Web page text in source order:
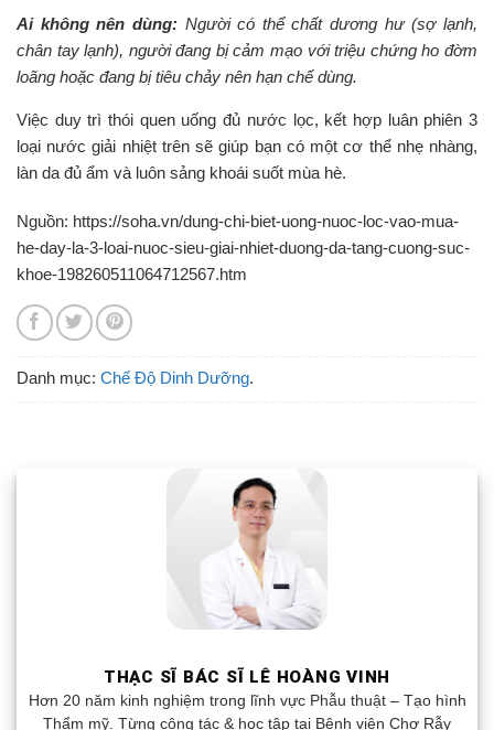
Ai không nên dùng: Người có thể chất dương hư (sợ lạnh,
chân tay lạnh), người đang bị cảm mạo với triệu chứng ho đờm
loãng hoặc đang bị tiêu chảy nên hạn chế dùng.
Việc duy trì thói quen uống đủ nước lọc, kết hợp luân phiên 3
loại nước giải nhiệt trên sẽ giúp bạn có một cơ thể nhẹ nhàng,
làn da đủ ẩm và luôn sảng khoái suốt mùa hè.
Nguồn: https://soha.vn/dung-chi-biet-uong-nuoc-loc-vao-mua-
he-day-la-3-loai-nuoc-sieu-giai-nhiet-duong-da-tang-cuong-suc-
khoe-198260511064712567.htm
Danh mục: Chế Độ Dinh Dưỡng.
THẠC SĨ BÁC SĨ LÊ HOÀNG VINH
Hơn 20 năm kinh nghiệm trong lĩnh vực Phẫu thuật – Tạo hình
Thẩm mỹ. Từng công tác & học tập tại Bệnh viện Chợ Rẫy